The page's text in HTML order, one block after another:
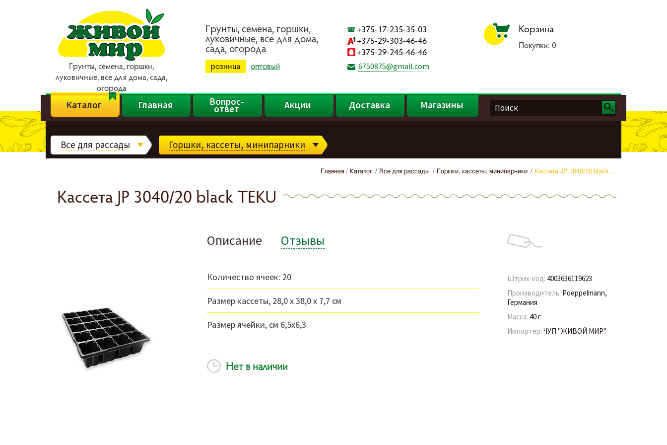
Гpyнты, ceмeнa, гopшки,
лyкoвичныe, вce для дoмa, caдa,
oгopoдa
Гpyнты, ceмeнa, гopшки,
лyкoвичныe, вce для дoмa,
caдa, oгopoдa
розница оптовый
+375-17-235-35-03
+375-29-303-46-46
+375-29-245-46-46
6750875@gmail.com
Корзина
Покупки:0
Каталог Главная Вопрос-
ответ Акции Доставка Магазины
Все для рассады Горшки, кассеты, минипарники
Главная Каталог Все для рассады Горшки, кассеты, минипарники Кассета JP 3040/20 black ...
Кассета JP 3040/20 black TEKU
Штрих-код: 4003636119623
Производитель: Poeppelmann,
Германия
Масса: 40 г
Импортер: ЧУП "ЖИВОЙ МИР"
Описание Отзывы
Количество ячеек: 20
Размер кассеты, 28,0 х 38,0 х 7,7 см
Размер ячейки, см 6,5х6,3
Нет в наличии